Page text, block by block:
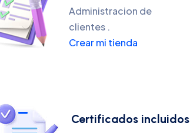
Administracion de
clientes .
Crear mi tienda
Certificados incluidos